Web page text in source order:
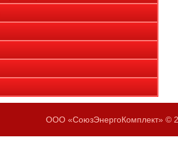
ООО «СоюзЭнергоКомплект» ©